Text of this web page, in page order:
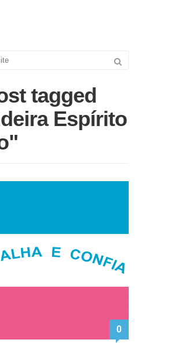
tagged
Espírito
0